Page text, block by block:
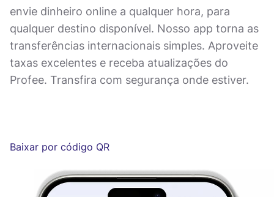
envie dinheiro online a qualquer hora, para
qualquer destino disponível. Nosso app torna as
transferências internacionais simples. Aproveite
taxas excelentes e receba atualizações do
Profee. Transfira com segurança onde estiver.
Baixar por código QR